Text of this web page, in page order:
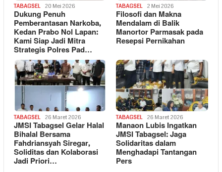
TABAGSEL 20 Mei 2026
Dukung Penuh
Pemberantasan Narkoba,
Kedan Prabo Nol Lapan:
Kami Siap Jadi Mitra
Strategis Polres Pad…
TABAGSEL 2 Mei 2026
Filosofi dan Makna
Mendalam di Balik
Manortor Parmasak pada
Resepsi Pernikahan
TABAGSEL 26 Maret 2026
JMSI Tabagsel Gelar Halal
Bihalal Bersama
Fahdriansyah Siregar,
Soliditas dan Kolaborasi
Jadi Priori…
TABAGSEL 26 Maret 2026
Manaon Lubis Ingatkan
JMSI Tabagsel: Jaga
Solidaritas dalam
Menghadapi Tantangan
Pers